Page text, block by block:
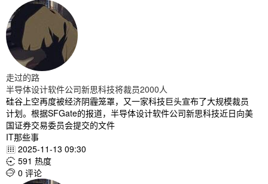
走过的路
半导体设计软件公司新思科技将裁员2000人
硅谷上空再度被经济阴霾笼罩，又一家科技巨头宣布了大规模裁员
计划。根据SFGate的报道，半导体设计软件公司新思科技近日向美
国证券交易委员会提交的文件
IT那些事
 2025-11-13 09:30
 591 热度
 0 评论